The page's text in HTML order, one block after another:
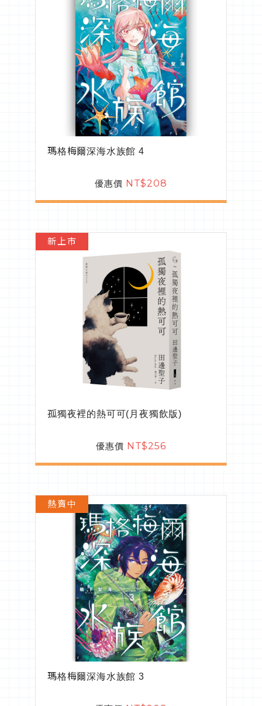
瑪格梅爾深海水族館 4
優惠價 NT$208
孤獨夜裡的熱可可(月夜獨飲版)
優惠價 NT$256
新上市
瑪格梅爾深海水族館 3
熱賣中